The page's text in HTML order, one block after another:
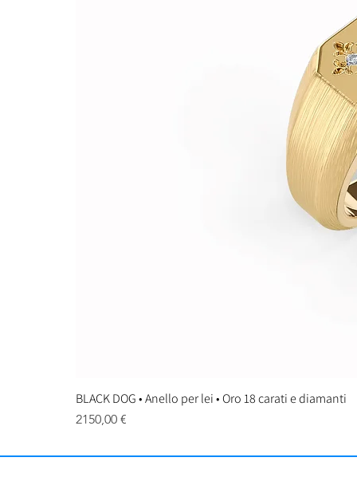
BLACK DOG • Anello per lei • Oro 18 carati e diamanti
Prezzo
2150,00 €